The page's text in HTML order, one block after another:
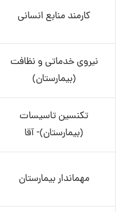
کارمند منابع انسانی
نیروی خدماتی و نظافت
(بیمارستان)
تکنسین تاسیسات
(بیمارستان)- آقا
مهماندار بیمارستان